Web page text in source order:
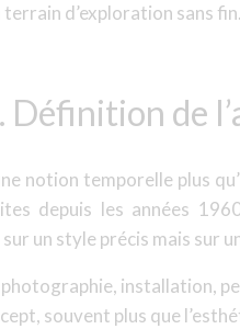
d’exploration sans fin.
Définition de
notion temporelle plus
depuis les années
un style précis mais sur
installation,
souvent plus que